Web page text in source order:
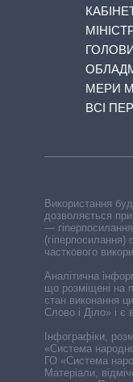
МЕРИ
ВСІ
Використання
дозволяється
—
(гіперпосилання)
часткового
Аналітична
що розміщені на
стан виконання
Слово і Діло» і є
Інфографіки,
«Система
ГО «Система
Матеріали,